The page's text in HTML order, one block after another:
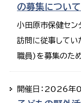
の募集について
小田原市保健セ
訪問に従事してい
職員)を募集のた
開催日：2026